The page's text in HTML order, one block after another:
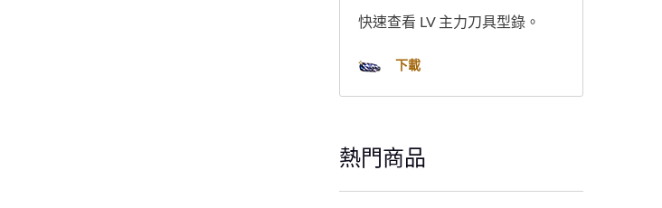
快速查看 LV 主力刀具型錄。
下載
熱門商品